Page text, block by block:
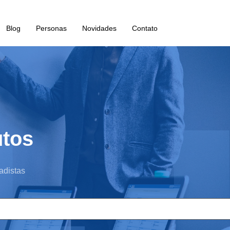
Blog Personas Novidades Contato